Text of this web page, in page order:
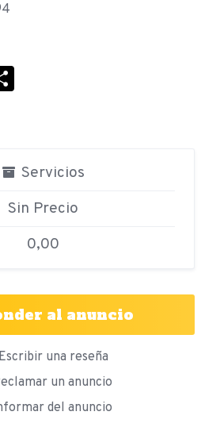
Servicios
Sin Precio
0,00
al anuncio
Escribir una reseña
un anuncio
del anuncio